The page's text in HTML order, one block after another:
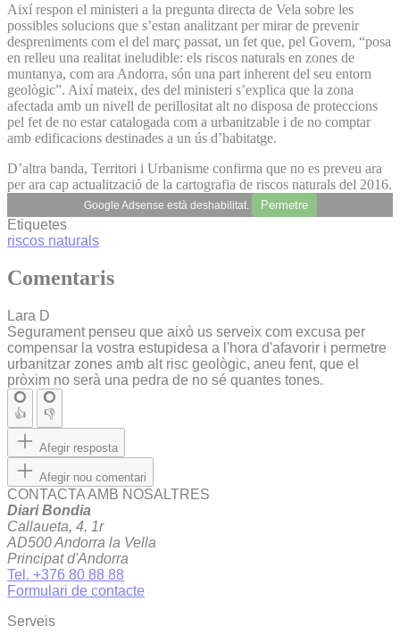
Així respon el ministeri a la pregunta directa de Vela sobre les
possibles solucions que s’estan analitzant per mirar de prevenir
despreniments com el del març passat, un fet que, pel Govern, “posa
en relleu una realitat ineludible: els riscos naturals en zones de
muntanya, com ara Andorra, són una part inherent del seu entorn
geològic”. Així mateix, des del ministeri s’explica que la zona
afectada amb un nivell de perillositat alt no disposa de proteccions
pel fet de no estar catalogada com a urbanitzable i de no comptar
amb edificacions destinades a un ús d’habitatge.
D’altra banda, Territori i Urbanisme confirma que no es preveu ara
per ara cap actualització de la cartografia de riscos naturals del 2016.
Google Adsense està deshabilitat. Permetre
Etiquetes
riscos naturals
Comentaris
Lara D
Segurament penseu que això us serveix com excusa per
compensar la vostra estupidesa a l'hora d'afavorir i permetre
urbanitzar zones amb alt risc geològic, aneu fent, que el
pròxim no serà una pedra de no sé quantes tones.
👍 👎
Afegir resposta
Afegir nou comentari
CONTACTA AMB NOSALTRES
Diari Bondia
Callaueta, 4, 1r
AD500 Andorra la Vella
Principat d'Andorra
Tel. +376 80 88 88
Formulari de contacte
Serveis